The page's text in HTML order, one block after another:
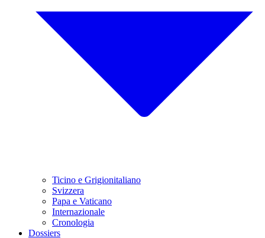
Ticino e Grigionitaliano
Svizzera
Papa e Vaticano
Internazionale
Cronologia
Dossiers